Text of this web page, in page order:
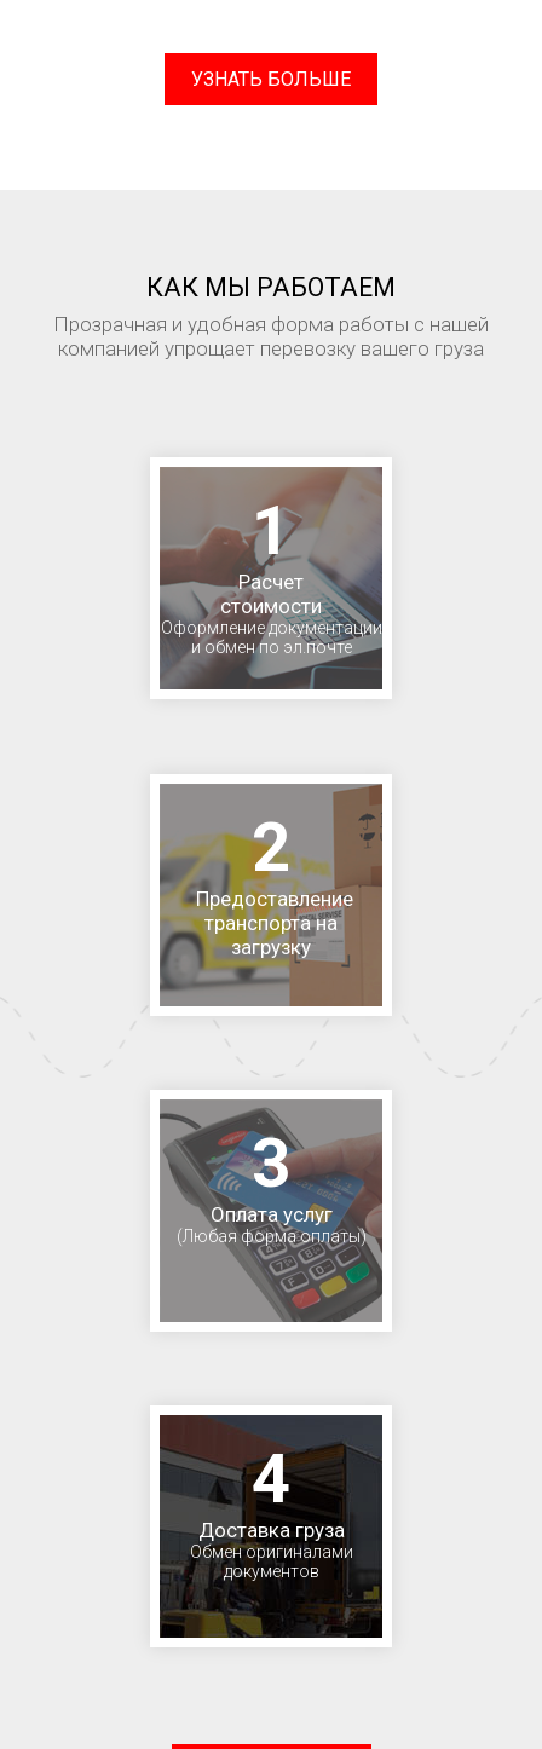
УЗНАТЬ БОЛЬШЕ
КАК МЫ РАБОТАЕМ
Прозрачная и удобная форма работы с нашей
компанией упрощает перевозку вашего груза
1
Расчет
стоимости
Оформление документации
и обмен по эл.почте
2
Предоставление
транспорта на
загрузку
3
Оплата услуг
(Любая форма оплаты)
4
Доставка груза
Обмен оригиналами
документов